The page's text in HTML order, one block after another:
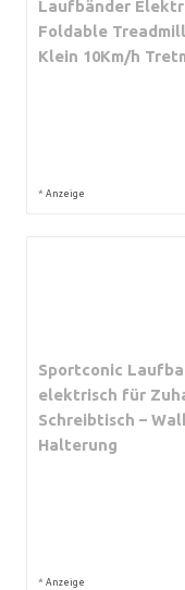
Laufbänder
Foldable
Klein 10Km/h
* Anzeige
Sportconic
elektrisch für
Schreibtisch –
Halterung
* Anzeige